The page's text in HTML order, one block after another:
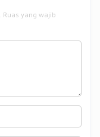
Ruas yang wajib